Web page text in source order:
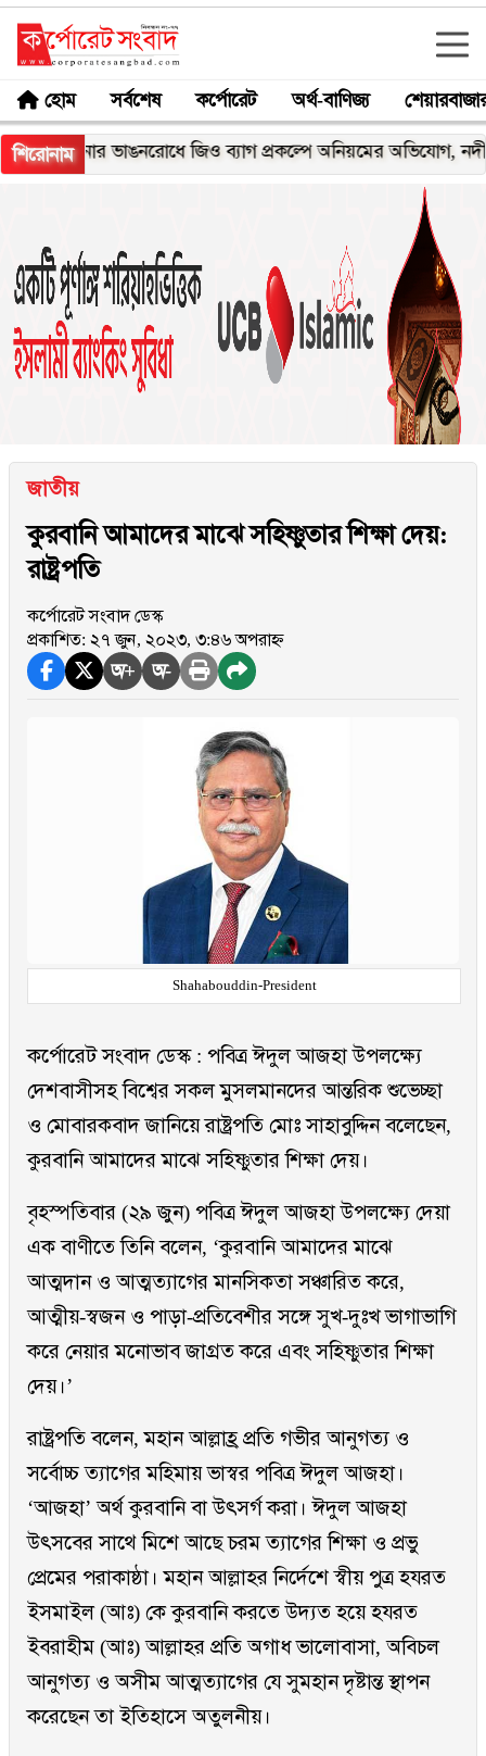
হোম সর্বশেষ কর্পোরেট অর্থ-বাণিজ্য
শিরোনামভাঙনরোধে জিও ব্যাগ প্রকল্পে অনিয়মের অভিযোগ, নদীরকূলে
জাতীয়
কুরবানি আমাদের মাঝে সহিষ্ণুতার শিক্ষা দেয়:
রাষ্ট্রপতি
কর্পোরেট সংবাদ ডেস্ক
প্রকাশিত: ২৭ জুন, ২০২৩, ৩:৪৬ অপরাহ্ন
অ+ অ-
Shahabouddin-President
কর্পোরেট সংবাদ ডেস্ক : পবিত্র ঈদুল আজহা উপলক্ষ্যে
দেশবাসীসহ বিশ্বের সকল মুসলমানদের আন্তরিক শুভেচ্ছা
ও মোবারকবাদ জানিয়ে রাষ্ট্রপতি মোঃ সাহাবুদ্দিন বলেছেন,
কুরবানি আমাদের মাঝে সহিষ্ণুতার শিক্ষা দেয়।
বৃহস্পতিবার (২৯ জুন) পবিত্র ঈদুল আজহা উপলক্ষ্যে দেয়া
এক বাণীতে তিনি বলেন, ‘কুরবানি আমাদের মাঝে
আত্মদান ও আত্মত্যাগের মানসিকতা সঞ্চারিত করে,
আত্মীয়-স্বজন ও পাড়া-প্রতিবেশীর সঙ্গে সুখ-দুঃখ ভাগাভাগি
করে নেয়ার মনোভাব জাগ্রত করে এবং সহিষ্ণুতার শিক্ষা
দেয়।’
রাষ্ট্রপতি বলেন, মহান আল্লাহ্র প্রতি গভীর আনুগত্য ও
সর্বোচ্চ ত্যাগের মহিমায় ভাস্বর পবিত্র ঈদুল আজহা।
‘আজহা’ অর্থ কুরবানি বা উৎসর্গ করা। ঈদুল আজহা
উৎসবের সাথে মিশে আছে চরম ত্যাগের শিক্ষা ও প্রভু
প্রেমের পরাকাষ্ঠা। মহান আল্লাহর নির্দেশে স্বীয় পুত্র হযরত
ইসমাইল (আঃ) কে কুরবানি করতে উদ্যত হয়ে হযরত
ইবরাহীম (আঃ) আল্লাহর প্রতি অগাধ ভালোবাসা, অবিচল
আনুগত্য ও অসীম আত্মত্যাগের যে সুমহান দৃষ্টান্ত স্থাপন
করেছেন তা ইতিহাসে অতুলনীয়।